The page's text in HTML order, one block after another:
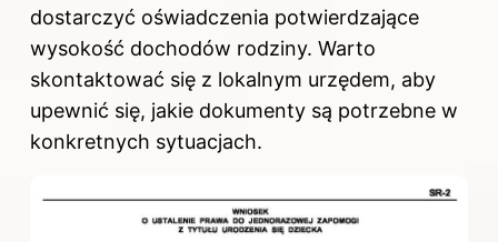
dostarczyć oświadczenia potwierdzające
wysokość dochodów rodziny. Warto
skontaktować się z lokalnym urzędem, aby
upewnić się, jakie dokumenty są potrzebne w
konkretnych sytuacjach.